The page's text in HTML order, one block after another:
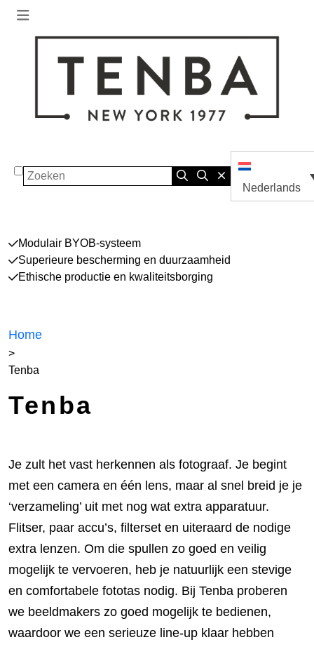
Zoeken
Nederlands
Modulair BYOB-systeem
Superieure bescherming en duurzaamheid
Ethische productie en kwaliteitsborging
Home
>
Tenba
Tenba
Je zult het vast herkennen als fotograaf. Je begint
met een camera en één lens, maar al snel breid je je
‘verzameling’ uit met nog wat extra apparatuur.
Flitser, paar accu’s, filterset en uiteraard de nodige
extra lenzen. Om die spullen zo goed en veilig
mogelijk te vervoeren, heb je natuurlijk een stevige
en comfortabele fototas nodig. Bij Tenba proberen
we beeldmakers zo goed mogelijk te bedienen,
waardoor we een serieuze line-up klaar hebben